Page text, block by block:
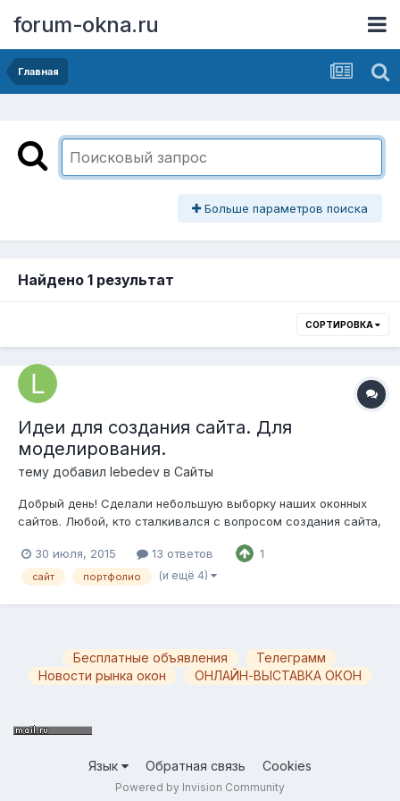
forum-okna.ru
Главная
Больше параметров поиска
Найдено 1 результат
СОРТИРОВКА
Идеи для создания сайта. Для
моделирования.
тему добавил lebedev в Сайты
Добрый день! Сделали небольшую выборку наших оконных
сайтов. Любой, кто сталкивался с вопросом создания сайта,
проектов, но с умом, помните у каждой работы есть свой
правообладатель. Ссылки на работы можно взять отсюда
30 июля, 2015 13 ответов 1
сайт портфолио (и ещё 4)
Бесплатные объявления
Телеграмм
Новости рынка окон
ОНЛАЙН-ВЫСТАВКА ОКОН
Язык Обратная связь Cookies
Powered by Invision Community